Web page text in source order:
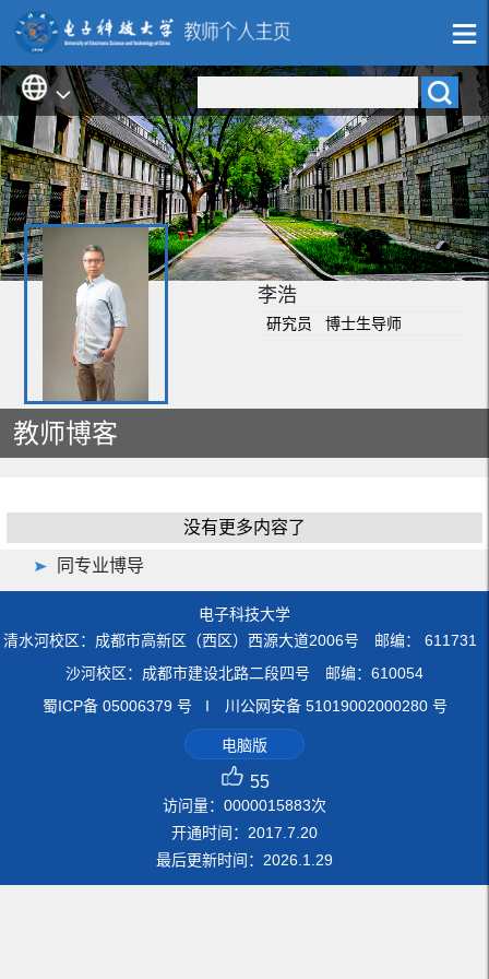
李浩
研究员 博士生导师
教师博客
没有更多内容了
同专业博导
电子科技大学
清水河校区：成都市高新区（西区）西源大道2006号 邮编： 611731
沙河校区：成都市建设北路二段四号 邮编：610054
蜀ICP备 05006379 号 I 川公网安备 51019002000280 号
电脑版
55
访问量： 0000015883次
开通时间： 2017 7 20
最后更新时间： 2026 1 29